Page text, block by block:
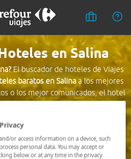
en Salina
El buscador de hoteles de Viajes
baratos en Salina a los mejores
o los mejor comunicados, el hotel
lo encontramos al mejor precio.
or access information on a device, such
personal data. You may accept or
below or at any time in the privacy